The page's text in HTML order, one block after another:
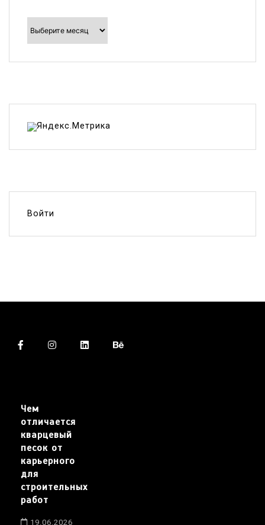
Архивы
Войти
Чем
отличается
кварцевый
песок от
карьерного
для
строительных
работ
19.06.2026